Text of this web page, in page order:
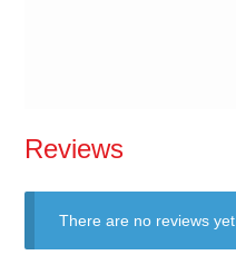
Reviews
There are no reviews yet.